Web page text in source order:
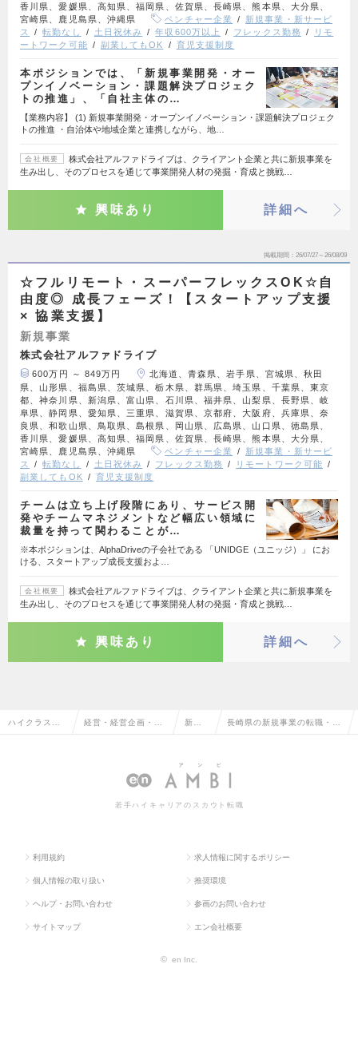
香川県、愛媛県、高知県、福岡県、佐賀県、長崎県、熊本県、大分県、
宮崎県、鹿児島県、沖縄県
ベンチャー企業
新規事業・新サービ
ス
転勤なし 土日祝休み 年収600万以上 フレックス勤務
リモ
ートワーク可能
副業してもOK 育児支援制度
本ポジションでは、「新規事業開発・オー
プンイノベーション・課題解決プロジェク
トの推進」、「自社主体の…
【業務内容】 (1) 新規事業開発・オープンイノベーション・課題解決プロジェク
トの推進 ・自治体や地域企業と連携しながら、地…
会社概要
株式会社アルファドライブは、クライアント企業と共に新規事業を
生み出し、そのプロセスを通じて事業開発人材の発掘・育成と挑戦…
興味あり 詳細へ
掲載期間 26/07/27～26/08/09
☆フルリモート・スーパーフレックスOK☆自
由度◎ 成長フェーズ！【スタートアップ支援
× 協業支援】
新規事業
株式会社アルファドライブ
600万円 ～ 849万円
北海道、青森県、岩手県、宮城県、秋田
県、山形県、福島県、茨城県、栃木県、群馬県、埼玉県、千葉県、東京
都、神奈川県、新潟県、富山県、石川県、福井県、山梨県、長野県、岐
阜県、静岡県、愛知県、三重県、滋賀県、京都府、大阪府、兵庫県、奈
良県、和歌山県、鳥取県、島根県、岡山県、広島県、山口県、徳島県、
香川県、愛媛県、高知県、福岡県、佐賀県、長崎県、熊本県、大分県、
宮崎県、鹿児島県、沖縄県
ベンチャー企業
新規事業・新サービ
ス
転勤なし 土日祝休み フレックス勤務
リモートワーク可能
副業してもOK
育児支援制度
チームは立ち上げ段階にあり、サービス開
発やチームマネジメントなど幅広い領域に
裁量を持って関わることが…
※本ポジションは、AlphaDriveの子会社である 「UNIDGE（ユニッジ）」 にお
ける、スタートアップ成長支援およ…
会社概要
株式会社アルファドライブは、クライアント企業と共に新規事業を
生み出し、そのプロセスを通じて事業開発人材の発掘・育成と挑戦…
興味あり 詳細へ
ハイクラス求 経営・経営企画・事 新規 長崎県の新規事業の転職・求
若手ハイキャリアのスカウト転職
利用規約 求人情報に関するポリシー
個人情報の取り扱い 推奨環境
ヘルプ・お問い合わせ 参画のお問い合わせ
サイトマップ エン会社概要
© en Inc.